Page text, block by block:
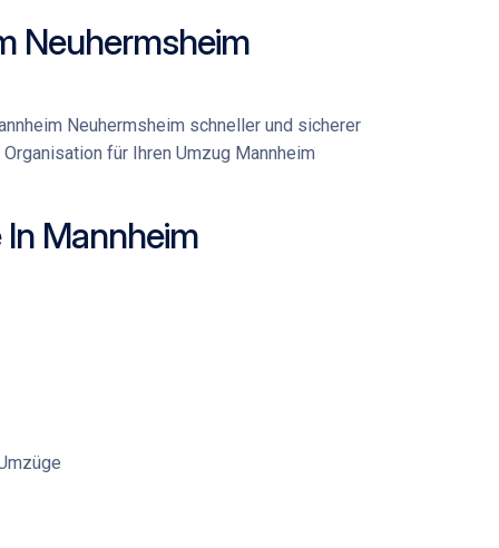
Neuhermsheim
Neuhermsheim schneller und sicherer
für Ihren Umzug Mannheim
Mannheim